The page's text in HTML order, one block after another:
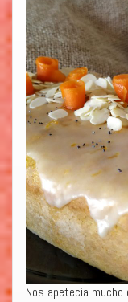
Nos apetecía